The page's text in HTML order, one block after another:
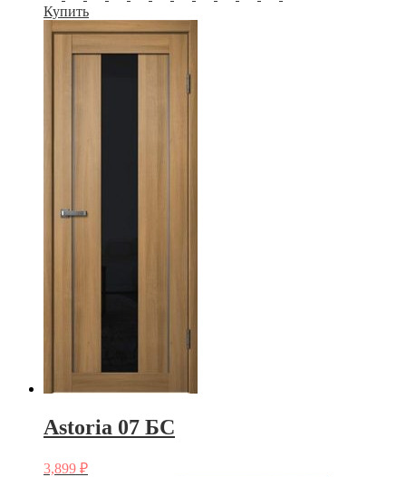
Купить
Astoria 07 БС
3,899 ₽